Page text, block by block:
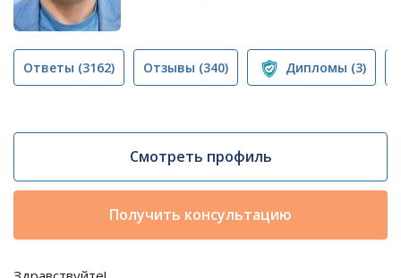
Ответы (3162) Отзывы (340) Дипломы (3)
Смотреть профиль
Получить консультацию